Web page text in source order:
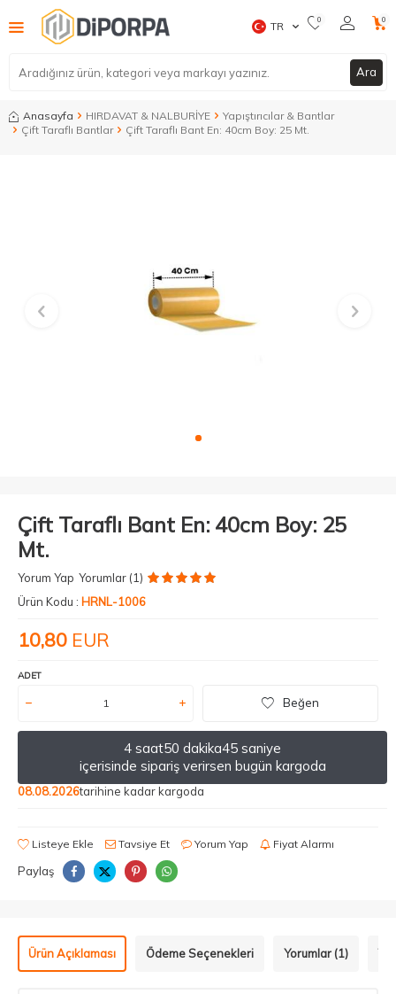
Ara
TR 0 0
Anasayfa HIRDAVAT & NALBURİYE
Yapıştırıcılar & Bantlar
Çift Taraflı Bantlar
Çift Taraflı Bant En: 40cm Boy: 25 Mt.
Çift Taraflı Bant En: 40cm Boy: 25
Mt.
Yorum Yap Yorumlar (1)
Ürün Kodu : HRNL-1006
10,80 EUR
ADET
Beğen
4 saat50 dakika44 saniye
içerisinde sipariş verirsen bugün kargoda
08.08.2026tarihine kadar kargoda
Listeye Ekle Tavsiye Et Yorum Yap Fiyat Alarmı
Paylaş
Ürün Açıklaması Ödeme Seçenekleri Yorumlar (1)